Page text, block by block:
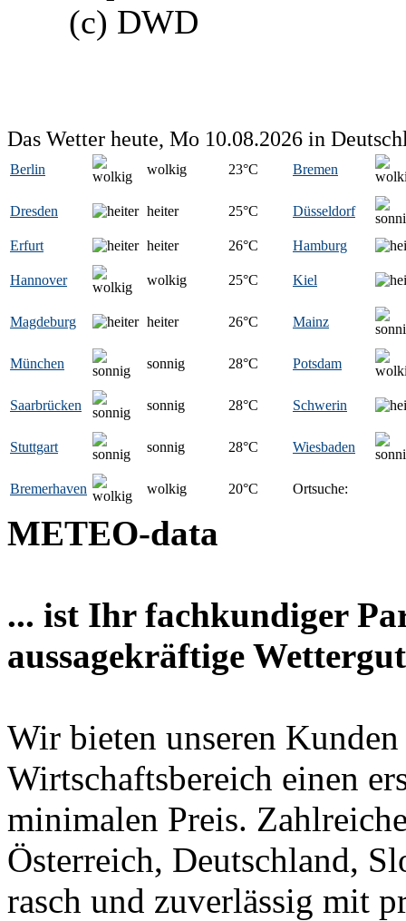
(c) DWD
Das Wetter heute, Mo 10.08.2026 in
Berlin wolkig 23°C Bremen
Dresden heiter 25°C Düsseldorf
Erfurt heiter 26°C Hamburg
Hannover wolkig 25°C Kiel
Magdeburg heiter 26°C Mainz
München sonnig 28°C Potsdam
Saarbrücken sonnig 28°C Schwerin
Stuttgart sonnig 28°C Wiesbaden
Bremerhaven wolkig 20°C Ortsuche:
METEO-data
... ist Ihr fachkundiger
aussagekräftige
Wir bieten unseren
Wirtschaftsbereich einen
minimalen Preis.
Österreich, Deutschland,
rasch und zuverlässig mit